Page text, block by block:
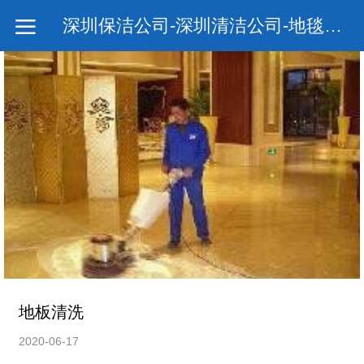
深圳保洁公司-深圳清洁公司-地毯清洗公司-深圳市净瑞清清洁服务有限公司
地板清洗
2020-06-17